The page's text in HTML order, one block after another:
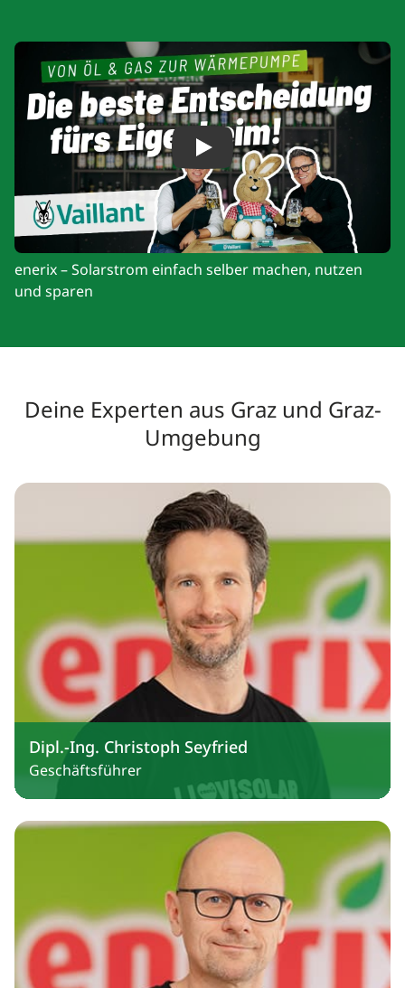
Play
enerix – Solarstrom einfach selber machen, nutzen
und sparen
Deine Experten aus Graz und Graz-
Umgebung
Dipl.-Ing. Christoph Seyfried
Geschäftsführer